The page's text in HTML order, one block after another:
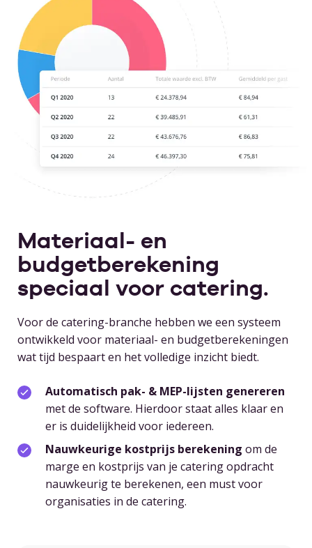
Materiaal- en
budgetberekening
speciaal voor catering.
Voor de catering-branche hebben we een systeem
ontwikkeld voor materiaal- en budgetberekeningen
wat tijd bespaart en het volledige inzicht biedt.
Automatisch pak- & MEP-lijsten genereren
met de software. Hierdoor staat alles klaar en
er is duidelijkheid voor iedereen.
Nauwkeurige kostprijs berekening om de
marge en kostprijs van je catering opdracht
nauwkeurig te berekenen, een must voor
organisaties in de catering.